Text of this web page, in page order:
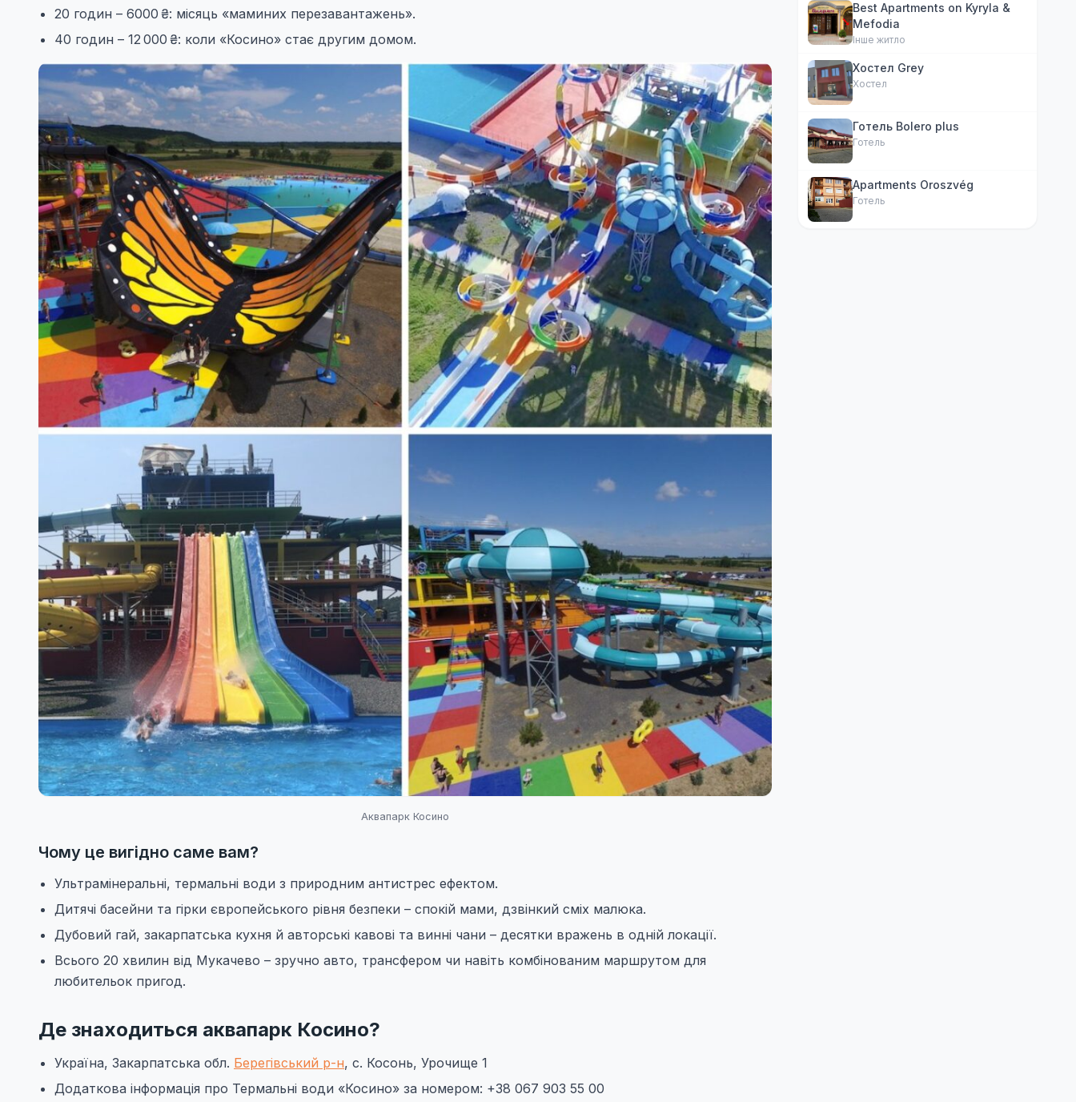
20 годин – 6000 ₴: місяць «маминих перезавантажень».
40 годин – 12 000 ₴: коли «Косино» стає другим домом.
Аквапарк Косино
Чому це вигідно саме вам?
Ультрамінеральні, термальні води з природним антистрес ефектом.
Дитячі басейни та гірки європейського рівня безпеки – спокій мами, дзвінкий сміх малюка.
Дубовий гай, закарпатська кухня й авторські кавові та винні чани – десятки вражень в одній локації.
Всього 20 хвилин від Мукачево – зручно авто, трансфером чи навіть комбінованим маршрутом для
любительок пригод.
Де знаходиться аквапарк Косино?
Україна, Закарпатська обл. Берегівський р-н, с. Косонь, Урочище 1
Додаткова інформація про Термальні води «Косино» за номером: +38 067 903 55 00
Best Apartments on Kyryla &
Mefodia
Інше житло
Хостел Grey
Хостел
Готель Bolero plus
Готель
Apartments Oroszvég
Готель